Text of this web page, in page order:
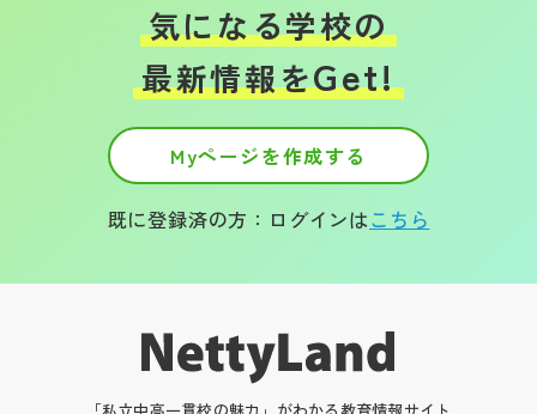
気になる学校の
最新情報をGet!
Myページを作成する
既に登録済の方：ログインはこちら
「私立中高一貫校の魅力」がわかる教育情報サイト